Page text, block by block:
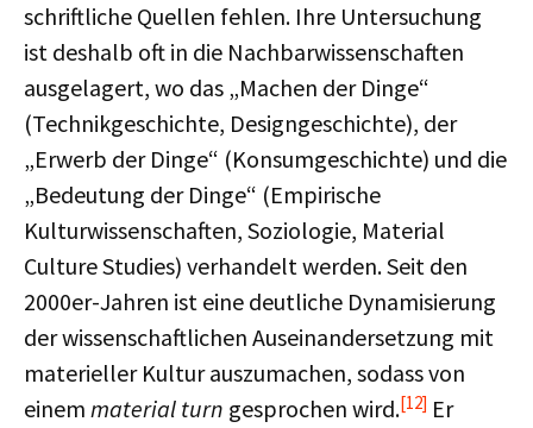
schriftliche Quellen fehlen. Ihre Untersuchung
ist deshalb oft in die Nachbarwissenschaften
ausgelagert, wo das „Machen der Dinge“
(Technikgeschichte, Designgeschichte), der
„Erwerb der Dinge“ (Konsumgeschichte) und die
„Bedeutung der Dinge“ (Empirische
Kulturwissenschaften, Soziologie, Material
Culture Studies) verhandelt werden. Seit den
2000er-Jahren ist eine deutliche Dynamisierung
der wissenschaftlichen Auseinandersetzung mit
materieller Kultur auszumachen, sodass von
einem material turn gesprochen wird.[12] Er